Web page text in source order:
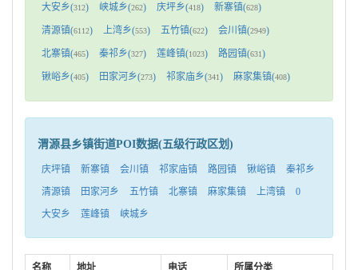
大安乡(312) 峡城乡(262) 庆坪乡(418) 新寨镇(628)
清源镇(6112) 上湾乡(553) 五竹镇(622) 会川镇(2949)
北寨镇(465) 秦祁乡(327) 莲峰镇(1023) 路园镇(631)
锹峪乡(405) 田家河乡(273) 祁家庙乡(341) 麻家集镇(408)
渭源县乡镇街道POI数据(五级行政区划)
庆坪镇 新寨镇 会川镇 祁家庙镇 路园镇 锹峪镇
秦祁乡
清源镇
田家河乡 五竹镇 北寨镇 麻家集镇 上湾镇
0
大安乡
莲峰镇 峡城乡
名称 地址 电话 所属分类